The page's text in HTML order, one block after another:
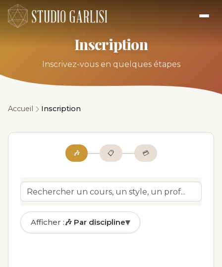
Inscription
Inscrivez-vous en quelques étapes
Accueil Inscription
🎶 📋 💳
Afficher :🎶 Par discipline▾